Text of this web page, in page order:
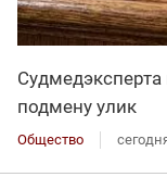
подмену улик
Общество